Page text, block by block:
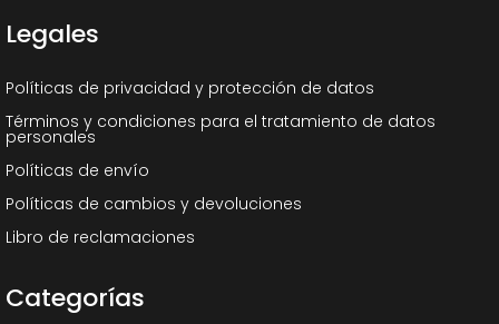
Legales
Políticas de privacidad y protección de datos
Términos y condiciones para el tratamiento de datos
personales
Políticas de envío
Políticas de cambios y devoluciones
Libro de reclamaciones
Categorías